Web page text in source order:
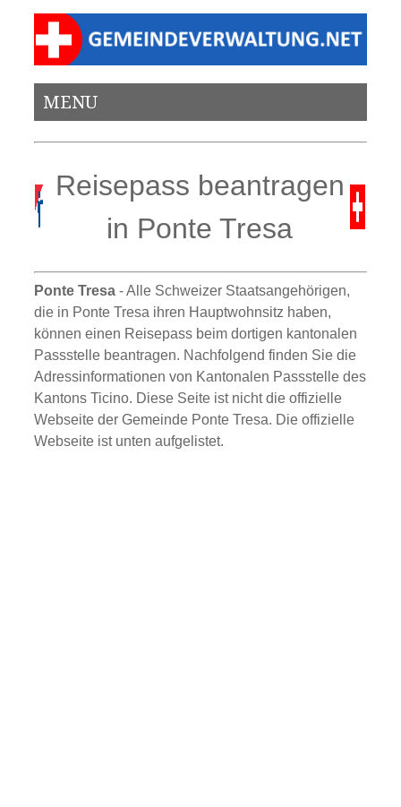
MENU
Reisepass beantragen
in Ponte Tresa
Ponte Tresa - Alle Schweizer Staatsangehörigen,
die in Ponte Tresa ihren Hauptwohnsitz haben,
können einen Reisepass beim dortigen kantonalen
Passstelle beantragen. Nachfolgend finden Sie die
Adressinformationen von Kantonalen Passstelle des
Kantons Ticino. Diese Seite ist nicht die offizielle
Webseite der Gemeinde Ponte Tresa. Die offizielle
Webseite ist unten aufgelistet.